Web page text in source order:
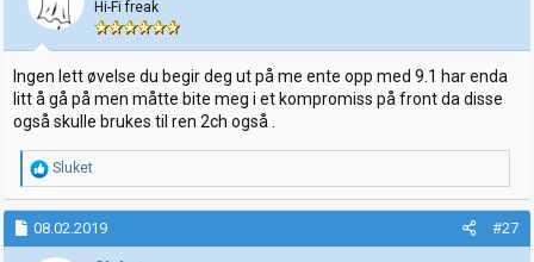
n
e
r
:
Hi-Fi freak
Ingen lett øvelse du begir deg ut på me ente opp med 9.1 har enda
litt å gå på men måtte bite meg i et kompromiss på front da disse
også skulle brukes til ren 2ch også .
R
e
a
k
Sluket
08.02.2019 #27